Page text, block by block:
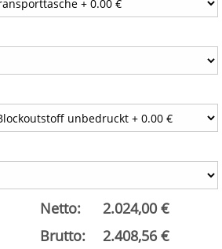
Netto:
2.024,00 €
Brutto:
2.408,56 €